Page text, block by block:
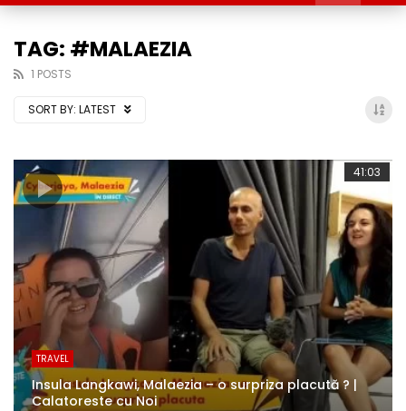
TAG: #MALAEZIA
1 POSTS
SORT BY: LATEST
41:03
TRAVEL
Insula Langkawi, Malaezia – o surpriza placută ? |
Calatoreste cu Noi